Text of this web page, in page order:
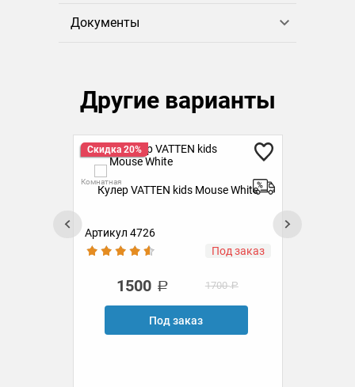
Документы
Другие варианты
Скидка 20%
Комнатная
Кулер VATTEN kids Mouse White
Артикул 4726
Под заказ
1500 1700
Под заказ